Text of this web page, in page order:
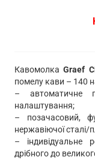
КавомолкаGraef
помелу кави – 140
– автоматичне
налаштування;
– позачасовий,
нержавіючої сталі/
– індивідуальне
дрібного до